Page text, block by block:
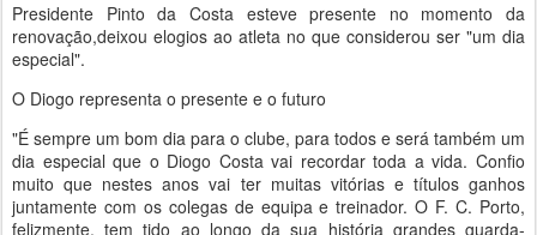
Presidente Pinto da Costa esteve presente no momento da
renovação,deixou elogios ao atleta no que considerou ser "um dia
especial".
O Diogo representa o presente e o futuro
"É sempre um bom dia para o clube, para todos e será também um
dia especial que o Diogo Costa vai recordar toda a vida. Confio
muito que nestes anos vai ter muitas vitórias e títulos ganhos
juntamente com os colegas de equipa e treinador. O F. C. Porto,
felizmente, tem tido ao longo da sua história grandes guarda-